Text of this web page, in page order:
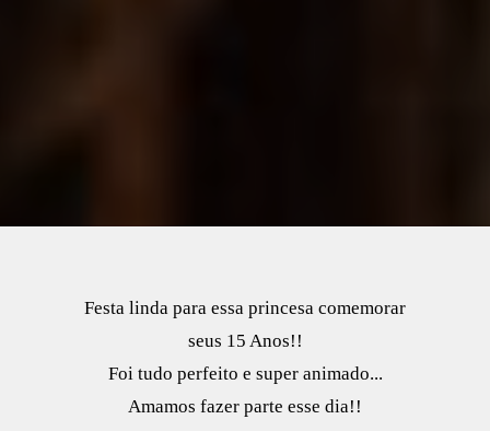
Festa linda para essa princesa comemorar
seus 15 Anos!!
Foi tudo perfeito e super animado...
Amamos fazer parte esse dia!!